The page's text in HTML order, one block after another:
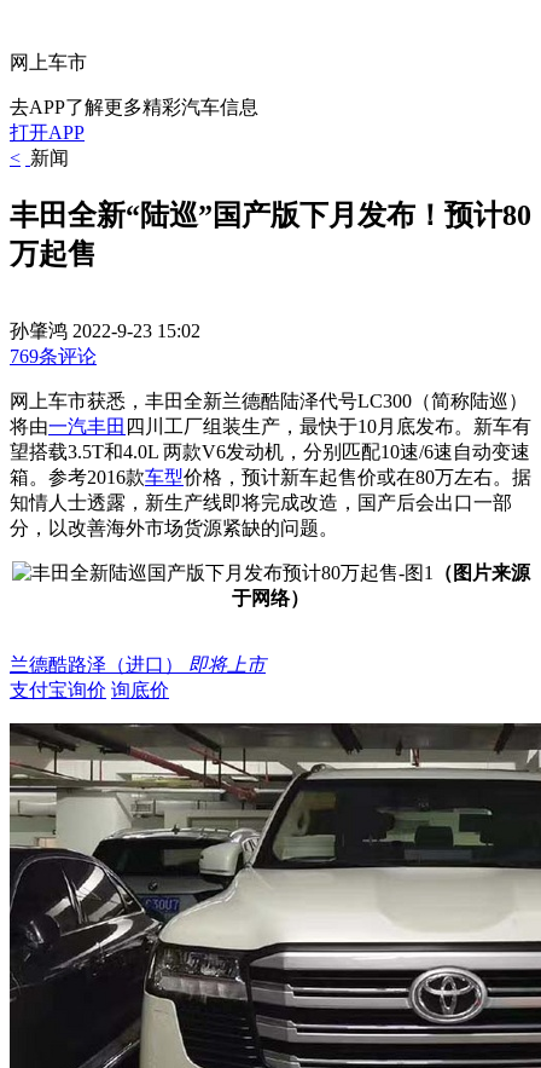
网上车市
去APP了解更多精彩汽车信息
打开APP
< 新闻
丰田全新“陆巡”国产版下月发布！预计80
万起售
孙肇鸿 2022-9-23 15:02
769条评论
网上车市获悉，丰田全新兰德酷陆泽代号LC300（简称陆巡）
将由一汽丰田 四川工厂组装生产，最快于10月底发布。新车有
望搭载3.5T和4.0L 两款V6发动机，分别匹配10速/6速自动变速
箱。参考2016款车型价格，预计新车起售价或在80万左右。据
知情人士透露，新生产线即将完成改造，国产后会出口一部
分，以改善海外市场货源紧缺的问题。
（图片来源
于网络）
兰德酷路泽（进口）
即将上市
支付宝询价 询底价